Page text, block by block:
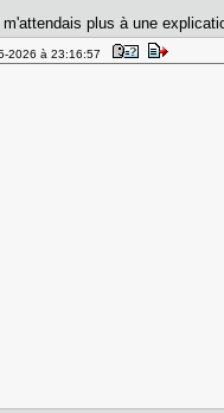
plus à une
2026 à 23:16:57